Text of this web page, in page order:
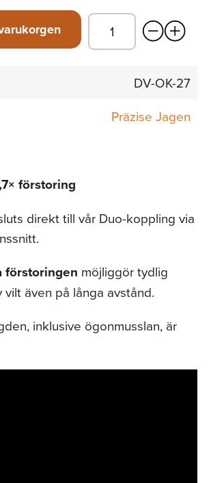
DV-OK-27
Präzise Jagen
förstoring
direkt till vår Duo-koppling via
förstoringen möjliggör tydlig
även på långa avstånd.
inklusive ögonmusslan, är